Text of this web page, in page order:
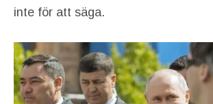
inte för att säga.